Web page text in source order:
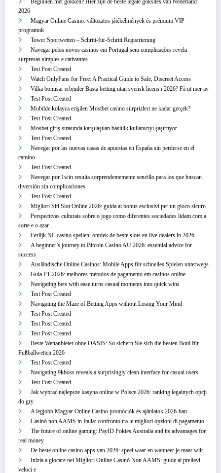
Beginnen met gokken? Hier zijn de beste legale goksites van Nederland
2026
Magyar Online Casino: változatos játékélmények és prémium VIP
programok
Tower Sportwetten – Schritt‑für‑Schritt Registrierung
Navegar pelos novos casinos em Portugal sem complicações revela
surpresas simples e cativantes
Test Post Created
Watch OnlyFans for Free: A Practical Guide to Safe, Discreet Access
Vilka bonusar erbjuder Bästa betting utan svensk licens i 2026? Få ut mer av
Test Post Created
Mobilde kolayca erişilen Mostbet casino sürprizleri ne kadar gerçek?
Test Post Created
Mosbet giriş sırasında karşılaşılan basitlik kullanıcıyı şaşırtıyor
Test Post Created
Navegar por las nuevas casas de apuestas en España sin perderse en el
camino
Test Post Created
Navegar por 1win resulta sorprendentemente sencillo para los que buscan
diversión sin complicaciones
Test Post Created
Migliori Siti Slot Online 2026: guida ai bonus esclusivi per un gioco sicuro
Perspectivas culturais sobre o jogo como diferentes sociedades lidam com a
sorte e o azar
Eerlijk NL casino spellen: ontdek de beste slots en live dealers in 2026
A beginner’s journey to Bitcoin Casino AU 2026: essential advice for
success
Ausländische Online Casinos: Mobile Apps für schnelles Spielen unterwegs
Guia PT 2026: melhores métodos de pagamento em casinos online
Navigating bets with ease turns casual moments into quick wins
Test Post Created
Navigating the Maze of Betting Apps without Losing Your Mind
Test Post Created
Test Post Created
Test Post Created
Beste Wettanbieter ohne OASIS: So sichern Sie sich die besten Boni für
Fußballwetten 2026
Test Post Created
Navigating 9kboss reveals a surprisingly clean interface for casual users
Test Post Created
Jak wybrać najlepsze kasyna online w Polsce 2026: ranking legalnych opcji
do gry
A legjobb Magyar Online Casino promóciók és ajánlatok 2026-ban
Casinò non AAMS in Italia: confronto tra le migliori opzioni di pagamento
The future of online gaming: PayID Pokies Australia and its advantages for
real money
De beste online casino apps van 2026: speel waar en wanneer je maar wilt
Inizia a giocare nei Migliori Online Casinò Non AAMS: guide ai prelievi
veloci e